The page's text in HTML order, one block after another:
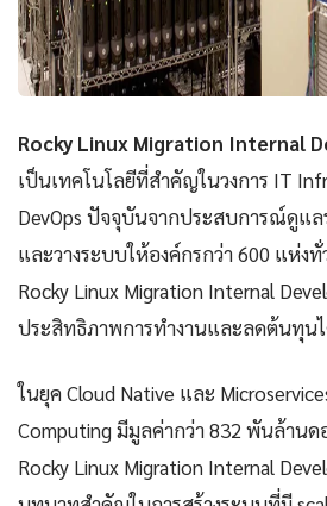
Rocky Linux Migration Internal
เป็นเทคโนโลยีที่สำคัญในวงการ IT
DevOps ปัจจุบันจากประสบการณ์ดูแ
และวางระบบให้องค์กรกว่า 600 แห่ง
Rocky Linux Migration Internal
ประสิทธิภาพการทำงานและลดต้นทุน
ในยุค Cloud Native และ
Computing มีมูลค่ากว่า 832 พันล้านด
Rocky Linux Migration Internal